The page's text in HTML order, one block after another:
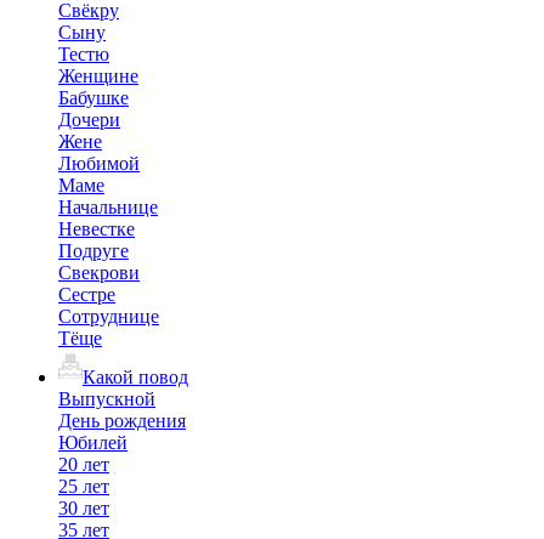
Свёкру
Сыну
Тестю
Женщине
Бабушке
Дочери
Жене
Любимой
Маме
Начальнице
Невестке
Подруге
Свекрови
Сестре
Сотруднице
Тёще
Какой повод
Выпускной
День рождения
Юбилей
20 лет
25 лет
30 лет
35 лет